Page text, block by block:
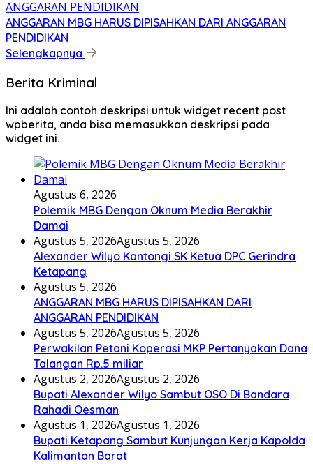
ANGGARAN MBG HARUS DIPISAHKAN DARI ANGGARAN
PENDIDIKAN
Selengkapnya
Berita Kriminal
Ini adalah contoh deskripsi untuk widget recent post
wpberita, anda bisa memasukkan deskripsi pada
widget ini.
Agustus 6, 2026
Polemik MBG Dengan Oknum Media Berakhir
Damai
Agustus 5, 2026Agustus 5, 2026
Alexander Wilyo Kantongi SK Ketua DPC Gerindra
Ketapang
Agustus 5, 2026
ANGGARAN MBG HARUS DIPISAHKAN DARI
ANGGARAN PENDIDIKAN
Agustus 5, 2026Agustus 5, 2026
Perwakilan Petani Koperasi MKP Pertanyakan Dana
Talangan Rp.5 miliar
Agustus 2, 2026Agustus 2, 2026
Bupati Alexander Wilyo Sambut OSO Di Bandara
Rahadi Oesman
Agustus 1, 2026Agustus 1, 2026
Bupati Ketapang Sambut Kunjungan Kerja Kapolda
Kalimantan Barat